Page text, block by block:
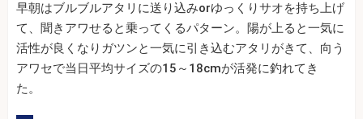
早朝はブルブルアタリに送り込みorゆっくりサオを持ち上げ
て、聞きアワせると乗ってくるパターン。陽が上ると一気に
活性が良くなりガツンと一気に引き込むアタリがきて、向う
アワセで当日平均サイズの15～18cmが活発に釣れてき
た。